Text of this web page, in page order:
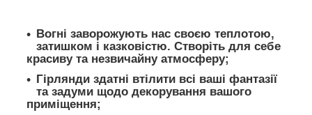
Вогні заворожують нас своєю теплотою,
затишком і казковістю. Створіть для себе
красиву та незвичайну атмосферу;
Гірлянди здатні втілити всі ваші фантазії
та задуми щодо декорування вашого
приміщення;